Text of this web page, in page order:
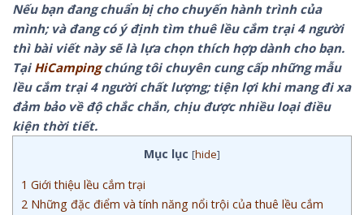
Nếu bạn đang chuẩn bị cho chuyến hành trình của
mình; và đang có ý định tìm thuê lều cắm trại 4 người
thì bài viết này sẽ là lựa chọn thích hợp dành cho bạn.
Tại HiCampingchúng tôi chuyên cung cấp những mẫu
lều cắm trại 4 người chất lượng; tiện lợi khi mang đi xa
đảm bảo về độ chắc chắn, chịu được nhiều loại điều
kiện thời tiết.
Mục lục [hide]
1 Giới thiệu lều cắm trại
2 Những đặc điểm và tính năng nổi trội của thuê lều cắm